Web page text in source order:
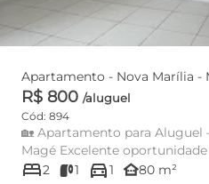
R$ 800 /aluguel
Cód: 894
🏡 Apartamento para Aluguel
Magé Excelente oportunidade para morar com conforto
e praticidade! ...
bed2 1 directions_car1 other_houses80 m²